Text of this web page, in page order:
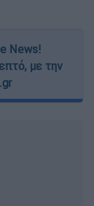
News!
με την